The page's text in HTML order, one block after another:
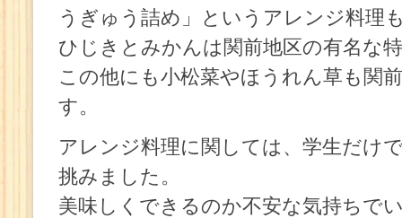
うぎゅう詰め」というアレンジ料理
ひじきとみかんは関前地区の有名な
この他にも小松菜やほうれん草も関
す。
アレンジ料理に関しては、学生だけ
挑みました。
美味しくできるのか不安な気持ちで